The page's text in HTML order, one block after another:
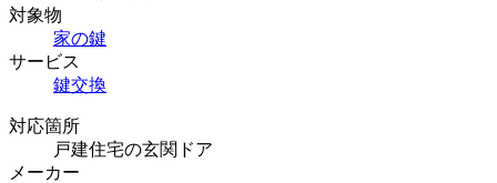
対象物
家の鍵
サービス
鍵交換
対応箇所
戸建住宅の玄関ドア
メーカー